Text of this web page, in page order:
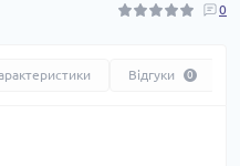
0
Відгуки 0